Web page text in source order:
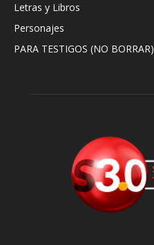
Letras y Libros
Personajes
PARA TESTIGOS (NO BORRAR)